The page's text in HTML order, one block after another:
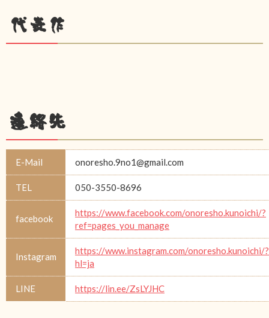
代表作
連絡先
E-Mail onoresho.9no1@gmail.com
TEL 050-3550-8696
facebook
https://www.facebook.com/onoresho.kunoichi/?
ref=pages_you_manage
Instagram
https://www.instagram.com/onoresho.kunoichi/?
hl=ja
LINE https://lin.ee/ZsLYJHC